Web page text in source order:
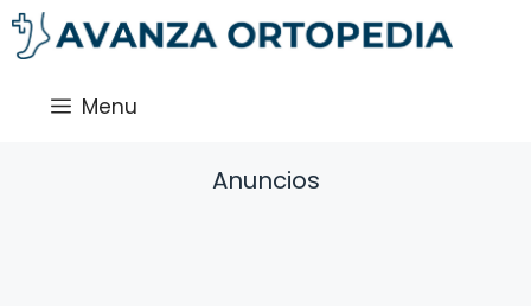
Saltar
al
Menu
Anuncios